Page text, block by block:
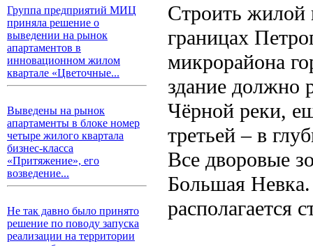
Группа предприятий МИЦ
приняла решение о
выведении на рынок
апартаментов в
инновационном жилом
квартале «Цветочные...
Выведены на рынок
апартаменты в блоке номер
четыре жилого квартала
бизнес-класса
«Притяжение», его
возведение...
Не так давно было принято
решение по поводу запуска
реализации на территории
Строить жилой
границах
микрорайона
здание должно
Чёрной реки,
третьей – в
Все дворовые
Большая Невка.
располагается